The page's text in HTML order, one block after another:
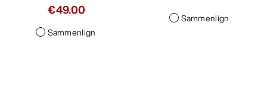
€49.00
Sammenlign
Sammenlign